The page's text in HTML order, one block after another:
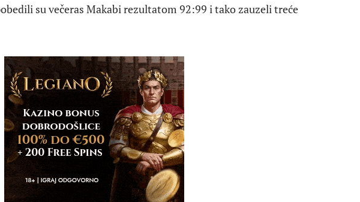
su večeras Makabi rezultatom 92:99 i tako zauzeli treće